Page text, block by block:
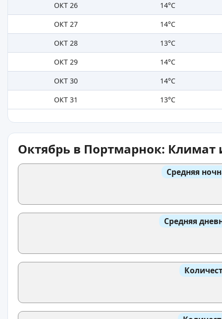
ОКТ 26
14°C
ОКТ 27
14°C
ОКТ 28
13°C
ОКТ 29
14°C
ОКТ 30
14°C
ОКТ 31
13°C
Октябрь в Портмарнок:
Средняя
Средняя